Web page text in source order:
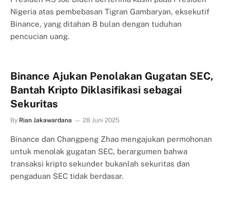
Nigeria atas pembebasan Tigran Gambaryan, eksekutif
Binance, yang ditahan 8 bulan dengan tuduhan
pencucian uang.
Binance Ajukan Penolakan Gugatan SEC,
Bantah Kripto Diklasifikasi sebagai
Sekuritas
By Rian Jakawardana 28 Juni 2025
Binance dan Changpeng Zhao mengajukan permohonan
untuk menolak gugatan SEC, berargumen bahwa
transaksi kripto sekunder bukanlah sekuritas dan
pengaduan SEC tidak berdasar.